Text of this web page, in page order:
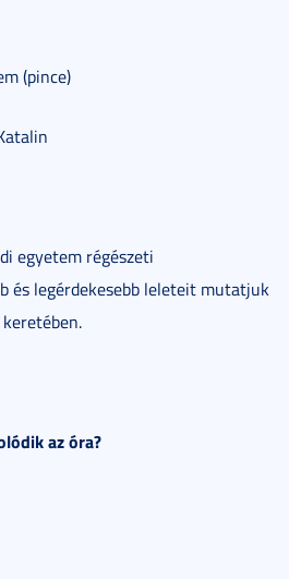
(pince)
egyetem régészeti
és legérdekesebb leleteit mutatjuk
az óra?